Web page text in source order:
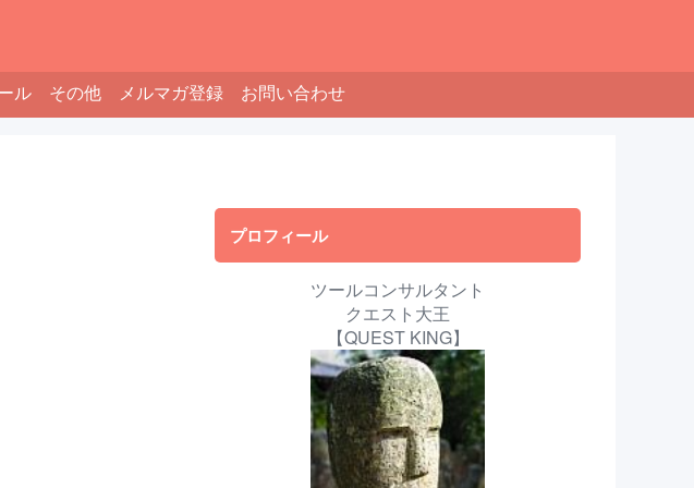
ル その他 メルマガ登録 お問い合わせ
プロフィール
ツールコンサルタント
クエスト大王
【QUEST KING】